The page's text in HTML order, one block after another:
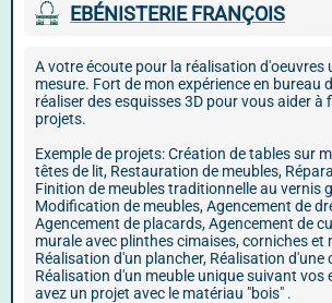
EBÉNISTERIE FRANÇOIS
A votre écoute pour la réalisation d'oeuvres
mesure. Fort de mon expérience en bureau
réaliser des esquisses 3D pour vous aider à
projets.
Exemple de projets: Création de tables sur
têtes de lit, Restauration de meubles,
Finition de meubles traditionnelle au vernis
Modification de meubles, Agencement de
Agencement de placards, Agencement de
murale avec plinthes cimaises, corniches et
Réalisation d'un plancher, Réalisation d'une
Réalisation d'un meuble unique suivant vos
avez un projet avec le matériau "bois" .